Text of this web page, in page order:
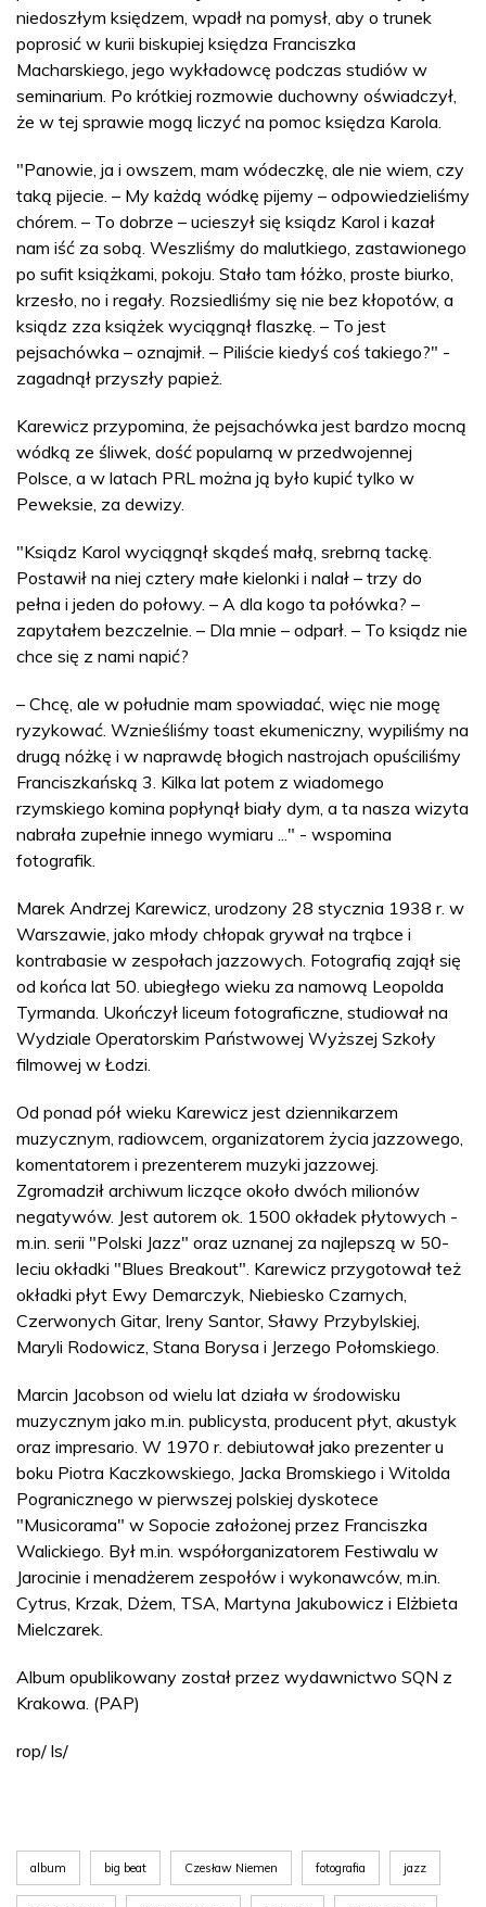
niedoszłym księdzem, wpadł na pomysł, aby o trunek
poprosić w kurii biskupiej księdza Franciszka
Macharskiego, jego wykładowcę podczas studiów w
seminarium. Po krótkiej rozmowie duchowny oświadczył,
że w tej sprawie mogą liczyć na pomoc księdza Karola.
"Panowie, ja i owszem, mam wódeczkę, ale nie wiem, czy
taką pijecie. – My każdą wódkę pijemy – odpowiedzieliśmy
chórem. – To dobrze – ucieszył się ksiądz Karol i kazał
nam iść za sobą. Weszliśmy do malutkiego, zastawionego
po sufit książkami, pokoju. Stało tam łóżko, proste biurko,
krzesło, no i regały. Rozsiedliśmy się nie bez kłopotów, a
ksiądz zza książek wyciągnął flaszkę. – To jest
pejsachówka – oznajmił. – Piliście kiedyś coś takiego?" -
zagadnął przyszły papież.
Karewicz przypomina, że pejsachówka jest bardzo mocną
wódką ze śliwek, dość popularną w przedwojennej
Polsce, a w latach PRL można ją było kupić tylko w
Peweksie, za dewizy.
"Ksiądz Karol wyciągnął skądeś małą, srebrną tackę.
Postawił na niej cztery małe kielonki i nalał – trzy do
pełna i jeden do połowy. – A dla kogo ta połówka? –
zapytałem bezczelnie. – Dla mnie – odparł. – To ksiądz nie
chce się z nami napić?
– Chcę, ale w południe mam spowiadać, więc nie mogę
ryzykować. Wznieśliśmy toast ekumeniczny, wypiliśmy na
drugą nóżkę i w naprawdę błogich nastrojach opuściliśmy
Franciszkańską 3. Kilka lat potem z wiadomego
rzymskiego komina popłynął biały dym, a ta nasza wizyta
nabrała zupełnie innego wymiaru ..." - wspomina
fotografik.
Marek Andrzej Karewicz, urodzony 28 stycznia 1938 r. w
Warszawie, jako młody chłopak grywał na trąbce i
kontrabasie w zespołach jazzowych. Fotografią zajął się
od końca lat 50. ubiegłego wieku za namową Leopolda
Tyrmanda. Ukończył liceum fotograficzne, studiował na
Wydziale Operatorskim Państwowej Wyższej Szkoły
filmowej w Łodzi.
Od ponad pół wieku Karewicz jest dziennikarzem
muzycznym, radiowcem, organizatorem życia jazzowego,
komentatorem i prezenterem muzyki jazzowej.
Zgromadził archiwum liczące około dwóch milionów
negatywów. Jest autorem ok. 1500 okładek płytowych -
m.in. serii "Polski Jazz" oraz uznanej za najlepszą w 50-
leciu okładki "Blues Breakout". Karewicz przygotował też
okładki płyt Ewy Demarczyk, Niebiesko Czarnych,
Czerwonych Gitar, Ireny Santor, Sławy Przybylskiej,
Maryli Rodowicz, Stana Borysa i Jerzego Połomskiego.
Marcin Jacobson od wielu lat działa w środowisku
muzycznym jako m.in. publicysta, producent płyt, akustyk
oraz impresario. W 1970 r. debiutował jako prezenter u
boku Piotra Kaczkowskiego, Jacka Bromskiego i Witolda
Pogranicznego w pierwszej polskiej dyskotece
"Musicorama" w Sopocie założonej przez Franciszka
Walickiego. Był m.in. współorganizatorem Festiwalu w
Jarocinie i menadżerem zespołów i wykonawców, m.in.
Cytrus, Krzak, Dżem, TSA, Martyna Jakubowicz i Elżbieta
Mielczarek.
Album opublikowany został przez wydawnictwo SQN z
Krakowa. (PAP)
rop/ ls/
album big beat Czesław Niemen fotografia jazz